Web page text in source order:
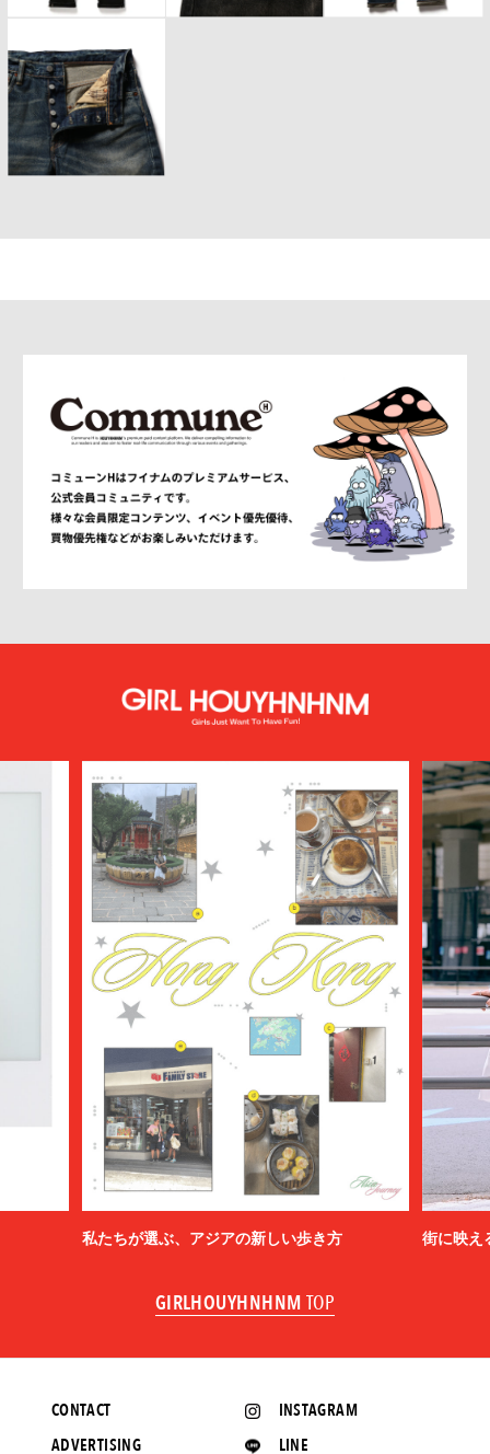
私たちが選ぶ、アジアの新しい歩き方 街に映え
GIRLHOUYHNHNM TOP
INSTAGRAM
LINE
CONTACT
ADVERTISING